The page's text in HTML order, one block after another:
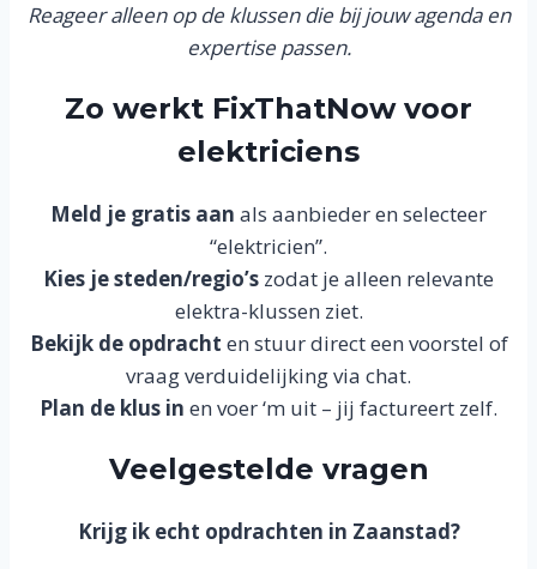
Reageer alleen op de klussen die bij jouw agenda en
expertise passen.
Zo werkt FixThatNow voor
elektriciens
Meld je gratis aan als aanbieder en selecteer
“elektricien”.
Kies je steden/regio’s zodat je alleen relevante
elektra-klussen ziet.
Bekijk de opdracht en stuur direct een voorstel of
vraag verduidelijking via chat.
Plan de klus in en voer ‘m uit – jij factureert zelf.
Veelgestelde vragen
Krijg ik echt opdrachten in Zaanstad?